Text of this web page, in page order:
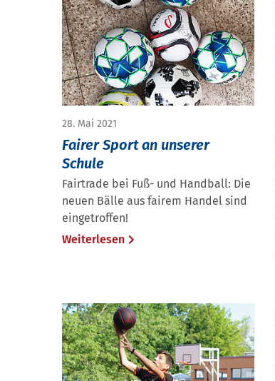
28. Mai 2021
Fairer Sport an unserer
Schule
Fairtrade bei Fuß- und Handball: Die
neuen Bälle aus fairem Handel sind
eingetroffen!
Weiterlesen